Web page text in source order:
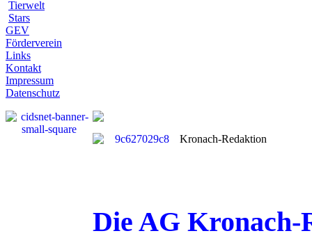
Tierwelt
Stars
GEV
Förderverein
Links
Kontakt
Impressum
Datenschutz
Kronach-Redaktion
Die AG Kronach-